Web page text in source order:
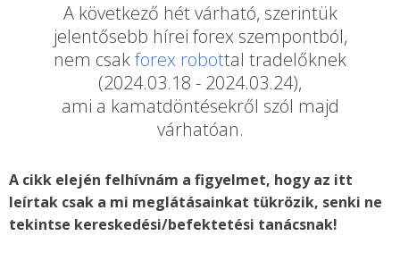
A következő hét várható, szerintük
jelentősebb hírei forex szempontból,
nem csakforex robottal tradelőknek
(2024.03.18 - 2024.03.24),
ami a kamatdöntésekről szól majd
várhatóan.
A cikk elején felhívnám a figyelmet, hogy az itt
leírtak csak a mi meglátásainkat tükrözik, senki ne
tekintse kereskedési/befektetési tanácsnak!